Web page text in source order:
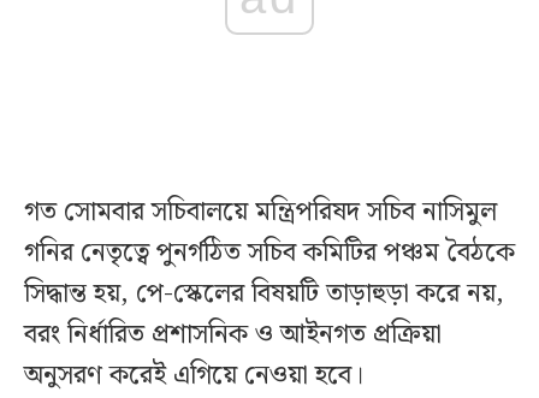
গত সোমবার সচিবালয়ে মন্ত্রিপরিষদ সচিব নাসিমুল
গনির নেতৃত্বে পুনর্গঠিত সচিব কমিটির পঞ্চম বৈঠকে
সিদ্ধান্ত হয়, পে-স্কেলের বিষয়টি তাড়াহুড়া করে নয়,
বরং নির্ধারিত প্রশাসনিক ও আইনগত প্রক্রিয়া
অনুসরণ করেই এগিয়ে নেওয়া হবে।